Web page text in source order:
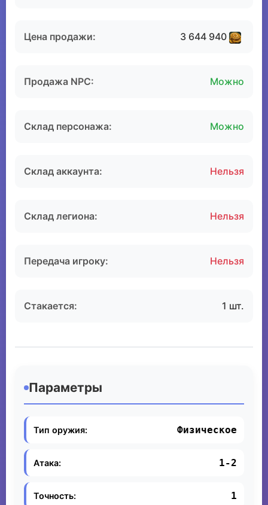
Цена продажи: 3 644 940
Продажа NPC: Можно
Склад персонажа: Можно
Склад аккаунта: Нельзя
Склад легиона: Нельзя
Передача игроку: Нельзя
Стакается: 1 шт.
Параметры
Тип оружия: Физическое
Атака: 1-2
Точность: 1